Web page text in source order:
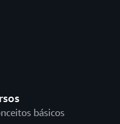
básicos